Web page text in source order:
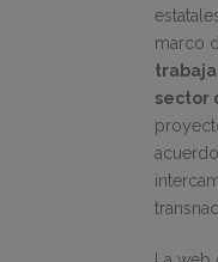
marco
sector